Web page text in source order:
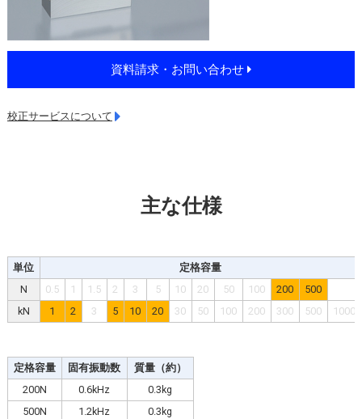
資料請求・お問い合わせ
校正サービスについて
主な仕様
単位
定格容量
N
0.5 1 1.5 2 3 5 10 20 50 100 200
500
kN
1 2 3 5 10 20 30 50 100 200 300 500 1000
定格容量 固有振動数
質量（約）
200N
0.6kHz
0.3kg
500N
1.2kHz
0.3kg